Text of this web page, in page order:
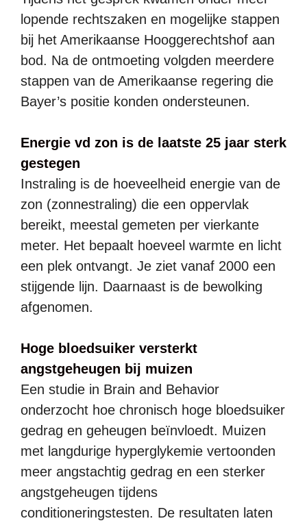
lopende rechtszaken en mogelijke stappen
bij het Amerikaanse Hooggerechtshof aan
bod. Na de ontmoeting volgden meerdere
stappen van de Amerikaanse regering die
Bayer’s positie konden ondersteunen.
Energie vd zon is de laatste 25 jaar sterk
gestegen
Instraling is de hoeveelheid energie van de
zon (zonnestraling) die een oppervlak
bereikt, meestal gemeten per vierkante
meter. Het bepaalt hoeveel warmte en licht
een plek ontvangt. Je ziet vanaf 2000 een
stijgende lijn. Daarnaast is de bewolking
afgenomen.
Hoge bloedsuiker versterkt
angstgeheugen bij muizen
Een studie in Brain and Behavior
onderzocht hoe chronisch hoge bloedsuiker
gedrag en geheugen beïnvloedt. Muizen
met langdurige hyperglykemie vertoonden
meer angstachtig gedrag en een sterker
angstgeheugen tijdens
conditioneringstesten. De resultaten laten